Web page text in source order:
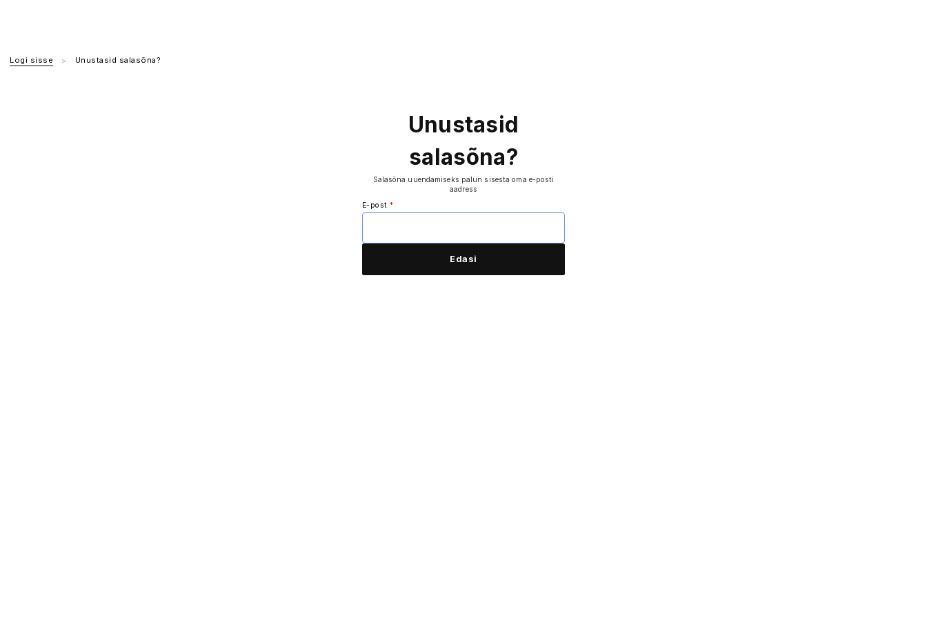
Logi sisse Unustasid salasõna?
Unustasid
salasõna?
Salasõna uuendamiseks palun sisesta oma e-posti
aadress
E-post*